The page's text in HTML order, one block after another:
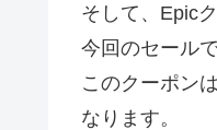
そして、Epic
今回のセール
このクーポン
なります。